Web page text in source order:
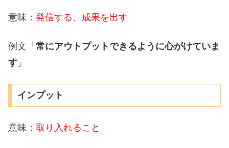
意味： 発信する 、 成果を出す
例文「 常にアウトプットできるように心がけていま
す 」
インプット
意味： 取り入れること